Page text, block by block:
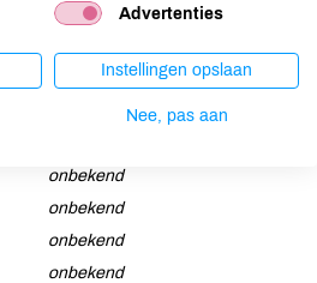
onbekend
onbekend
onbekend
onbekend
onbekend
onbekend
onbekend
Advertenties
Instellingen opslaan
Nee, pas aan